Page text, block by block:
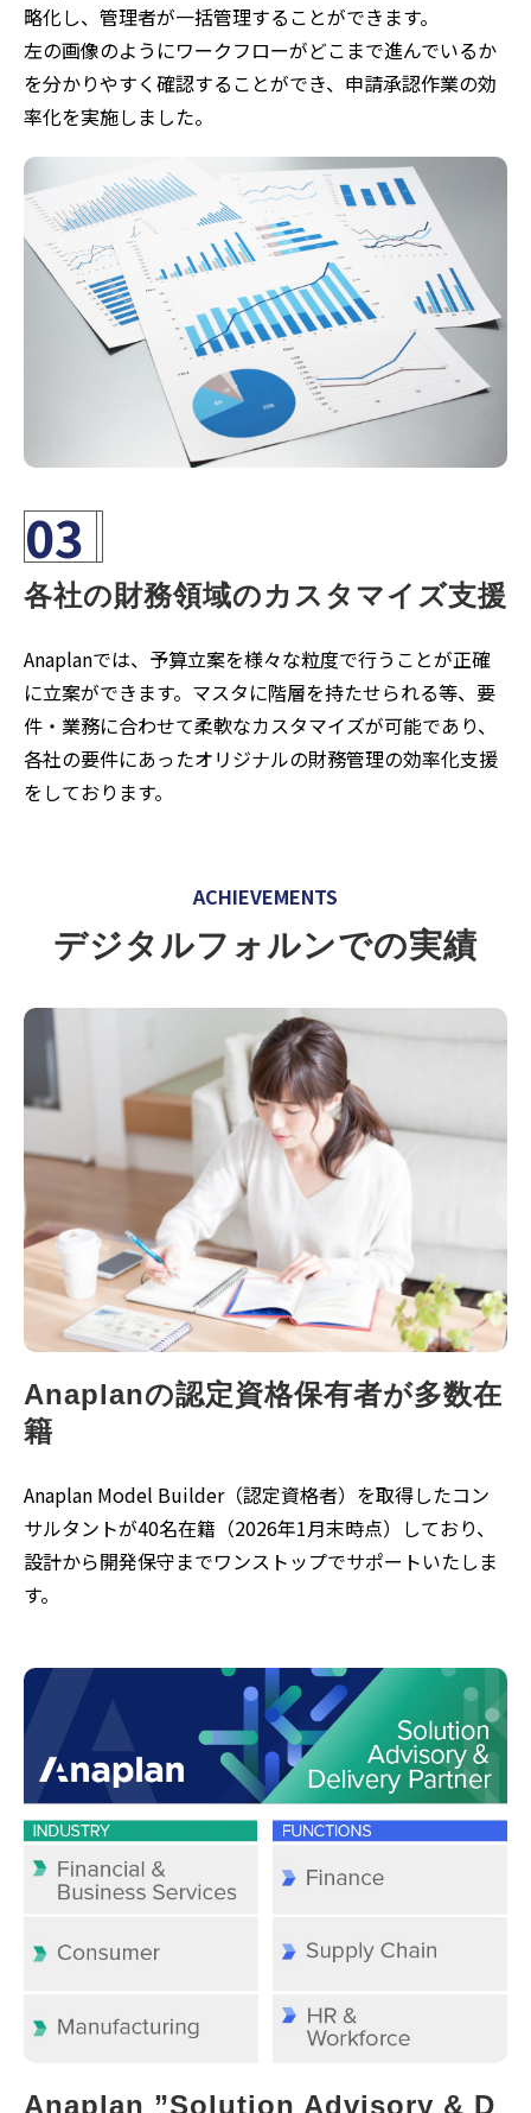
略化し、管理者が一括管理することができます。
左の画像のようにワークフローがどこまで進んでいるか
を分かりやすく確認することができ、申請承認作業の効
率化を実施しました。
03
各社の財務領域のカスタマイズ支援
Anaplanでは、予算立案を様々な粒度で行うことが正確
に立案ができます。マスタに階層を持たせられる等、要
件・業務に合わせて柔軟なカスタマイズが可能であり、
各社の要件にあったオリジナルの財務管理の効率化支援
をしております。
ACHIEVEMENTS
デジタルフォルンでの実績
Anaplanの認定資格保有者が多数在
籍
Anaplan Model Builder（認定資格者）を取得したコン
サルタントが40名在籍（2026年1月末時点）しており、
設計から開発保守までワンストップでサポートいたしま
す。
Anaplan ”Solution Advisory & D